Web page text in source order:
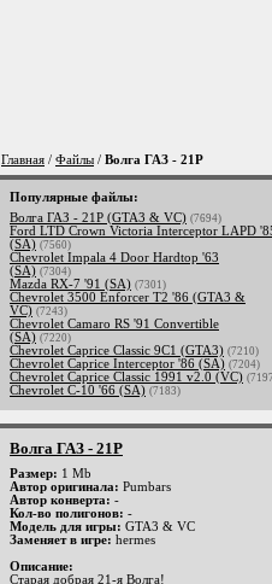
Главная / Файлы / Волга ГАЗ - 21Р
Популярные файлы:
Волга ГАЗ - 21Р (GTA3 & VC) (7694)
Ford LTD Crown Victoria Interceptor LAPD
(SA) (7560)
Chevrolet Impala 4 Door Hardtop '63
(SA) (7304)
Mazda RX-7 '91 (SA) (7301)
Chevrolet 3500 Enforcer T2 '86 (GTA3 &
VC) (7243)
Chevrolet Camaro RS '91 Convertible
(SA) (7220)
Chevrolet Caprice Classic 9C1 (GTA3) (7210)
Chevrolet Caprice Interceptor '86 (SA) (7204)
Chevrolet Caprice Classic 1991 v2.0 (VC)
Chevrolet C-10 '66 (SA) (7183)
Волга ГАЗ - 21Р
Размер: 1 Mb
Автор оригинала: Pumbars
Автор конверта: -
Кол-во полигонов: -
Модель для игры: GTA3 & VC
Заменяет в игре: hermes
Описание:
Старая добрая 21-я Волга!